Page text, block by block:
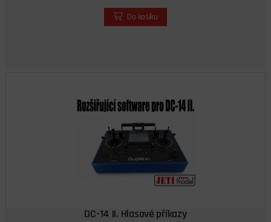
Do košíku
DC-14 II. Hlasové příkazy